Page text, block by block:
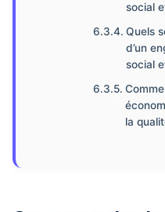
social
Quels
d’un
social
la